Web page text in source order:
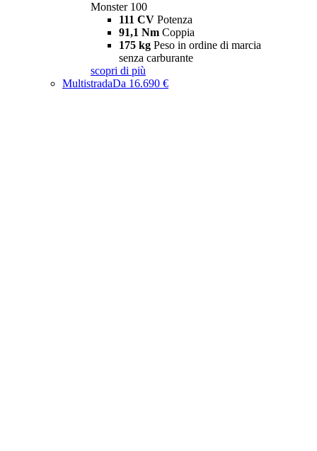
Monster 100
111 CV Potenza
91,1 Nm Coppia
175 kg Peso in ordine di marcia
senza carburante
scopri di più
MultistradaDa 16.690 €